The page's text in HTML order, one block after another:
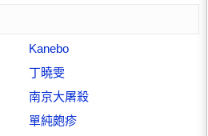
Kanebo
丁曉雯
南京大屠殺
單純皰疹